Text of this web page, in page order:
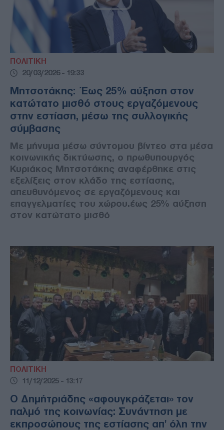
ΠΟΛΙΤΙΚΗ
20/03/2026 - 19:33
Μητσοτάκης: Έως 25% αύξηση στον
κατώτατο μισθό στους εργαζόμενους
στην εστίαση, μέσω της συλλογικής
σύμβασης
Με μήνυμα μέσω σύντομου βίντεο στα μέσα
κοινωνικής δικτύωσης, ο πρωθυπουργός
Κυριάκος Μητσοτάκης αναφέρθηκε στις
εξελίξεις στον κλάδο της εστίασης,
απευθυνόμενος σε εργαζόμενους και
επαγγελματίες του χώρου.έως 25% αύξηση
στον κατώτατο μισθό
ΠΟΛΙΤΙΚΗ
11/12/2025 - 13:17
Ο Δημήτριάδης «αφουγκράζεται» τον
παλμό της κοινωνίας: Συνάντηση με
εκπροσώπους της εστίασης απ' όλη την